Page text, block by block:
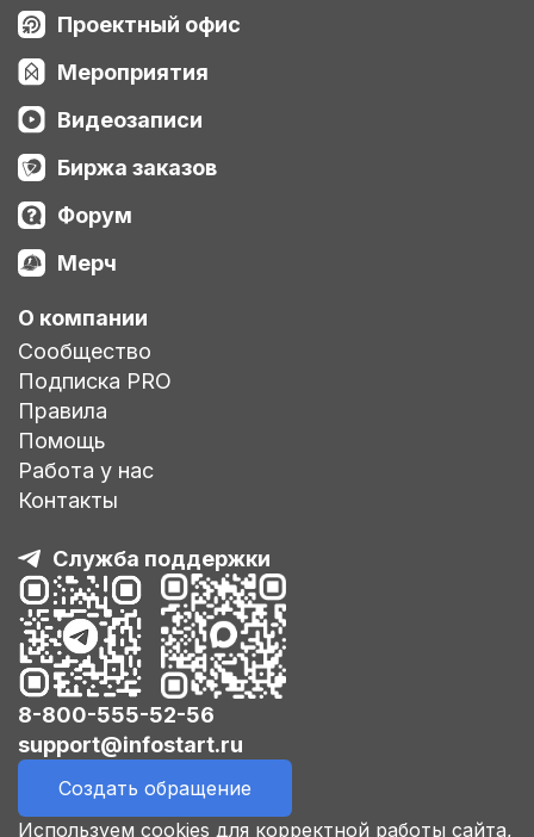
Проектный офис
Мероприятия
Видеозаписи
Биржа заказов
Форум
Мерч
О компании
Сообщество
Подписка PRO
Правила
Помощь
Работа у нас
Контакты
Служба поддержки
8-800-555-52-56
support@infostart.ru
Создать обращение
Используем cookies для корректной работы сайта,